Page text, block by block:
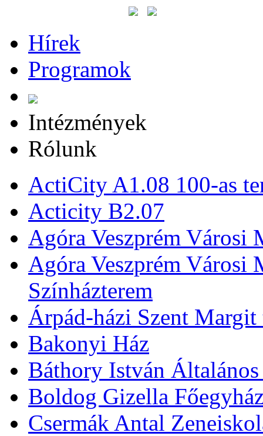
Hírek
Programok
Intézmények
Rólunk
ActiCity A1.08 100-as
Acticity B2.07
Agóra Veszprém Városi
Agóra Veszprém Városi
Színházterem
Árpád-házi Szent
Bakonyi Ház
Báthory István
Boldog Gizella
Csermák Antal